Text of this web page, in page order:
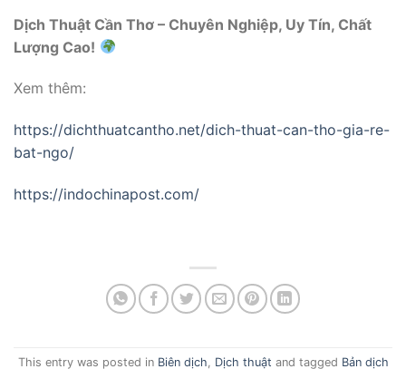
Dịch Thuật Cần Thơ – Chuyên Nghiệp, Uy Tín, Chất
Lượng Cao!
Xem thêm:
https://dichthuatcantho.net/dich-thuat-can-tho-gia-re-
bat-ngo/
https://indochinapost.com/
This entry was posted in Biên dịch, Dịch thuật and tagged Bản dịch